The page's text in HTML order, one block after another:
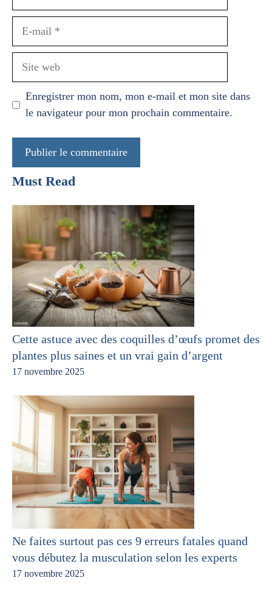
Enregistrer mon nom, mon e-mail et mon site dans
le navigateur pour mon prochain commentaire.
Must Read
Cette astuce avec des coquilles d’œufs promet des
plantes plus saines et un vrai gain d’argent
17 novembre 2025
Ne faites surtout pas ces 9 erreurs fatales quand
vous débutez la musculation selon les experts
17 novembre 2025